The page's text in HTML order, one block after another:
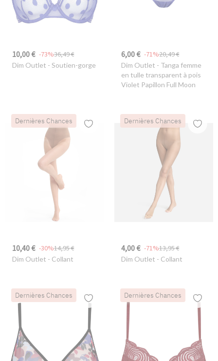
10,00 € 36,49 €
-73%
Dim Outlet - Soutien-gorge
6,00 € 20,49 €
-71%
Dim Outlet - Tanga femme
en tulle transparent à pois
Violet Papillon Full Moon
Dernières Chances
10,40 € 14,95 €
-30%
Dim Outlet - Collant
Dernières Chances
4,00 € 13,95 €
-71%
Dim Outlet - Collant
Dernières Chances Dernières Chances